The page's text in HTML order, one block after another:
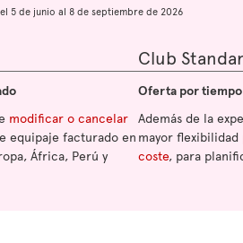
5 de junio al 8 de septiembre de 2026
modificar o cancelar
equipaje facturado en
África, Perú y
Club
Oferta por
Además de la
mayor flexibilidad
coste, para